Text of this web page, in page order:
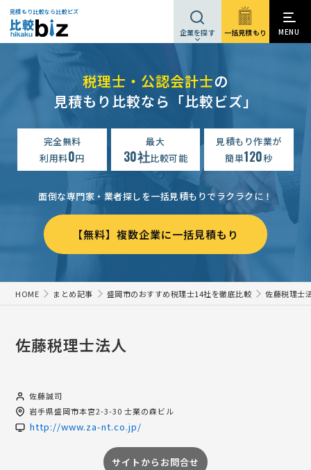
見積もり比較なら比較ビズ
企業を探す 一括見積もり MENU
税理士・公認会計士の
見積もり比較なら「比較ビズ」
完全無料
利用料0円
最大
30社比較可能
見積もり作業が
簡単120秒
面倒な専門家・業者探しを一括見積もりでラクラクに！
【無料】複数企業に一括見積もり
HOME まとめ記事 盛岡市のおすすめ税理士14社を徹底比較 佐藤税理士
佐藤税理士法人
佐藤誠司
岩手県盛岡市本宮2-3-30 士業の森ビル
http://www.za-nt.co.jp/
サイトからお問合せ